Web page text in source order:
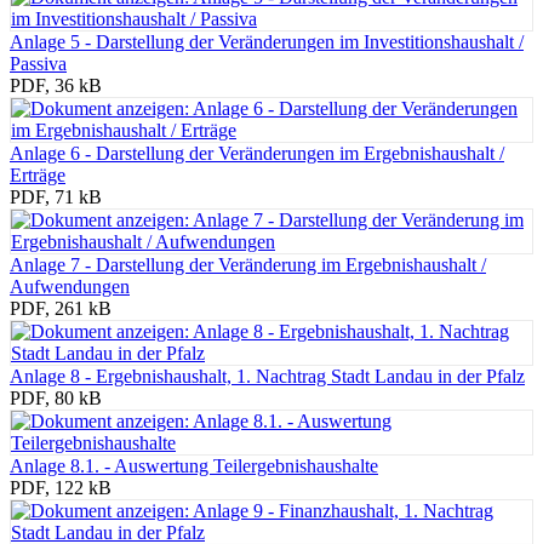
Anlage 5 - Darstellung der Veränderungen im Investitionshaushalt /
Passiva
PDF, 36 kB
Anlage 6 - Darstellung der Veränderungen im Ergebnishaushalt /
Erträge
PDF, 71 kB
Anlage 7 - Darstellung der Veränderung im Ergebnishaushalt /
Aufwendungen
PDF, 261 kB
Anlage 8 - Ergebnishaushalt, 1. Nachtrag Stadt Landau in der Pfalz
PDF, 80 kB
Anlage 8.1. - Auswertung Teilergebnishaushalte
PDF, 122 kB